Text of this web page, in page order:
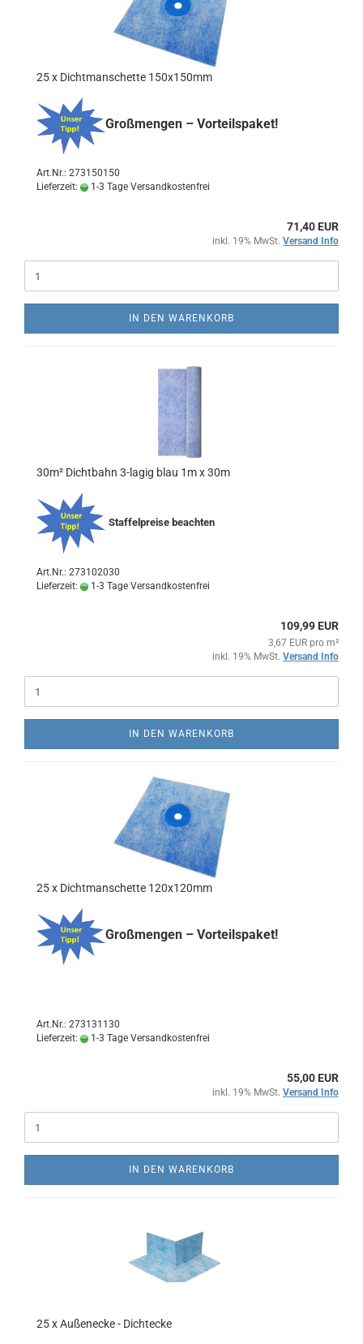
25 x Dichtmanschette 150x150mm
Großmengen – Vorteilspaket!
Art.Nr.: 273150150
Lieferzeit:
1-3 Tage Versandkostenfrei
71,40 EUR
inkl. 19% MwSt. Versand Info
IN DEN WARENKORB
30m² Dichtbahn 3-lagig blau 1m x 30m
Staffelpreise beachten
Art.Nr.: 273102030
Lieferzeit:
1-3 Tage Versandkostenfrei
109,99 EUR
3,67 EUR pro m²
inkl. 19% MwSt. Versand Info
IN DEN WARENKORB
25 x Dichtmanschette 120x120mm
Großmengen – Vorteilspaket!
Art.Nr.: 273131130
Lieferzeit:
1-3 Tage Versandkostenfrei
55,00 EUR
inkl. 19% MwSt. Versand Info
IN DEN WARENKORB
25 x Außenecke - Dichtecke